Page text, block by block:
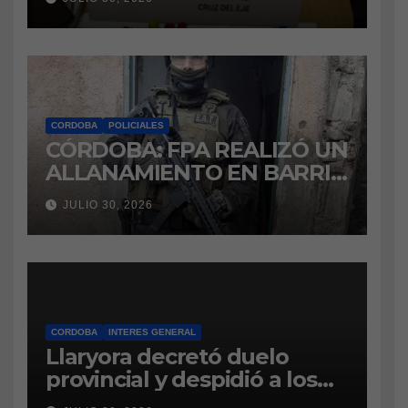
marihuana a la cárcel
CORDOBA POLICIALES
CÓRDOBA: FPA REALIZÓ UN
ALLANAMIENTO EN BARRIO
VILLA BOEDO
RELACIONADO CON UNA
CAUSA DE DROGAS EN LA
CÁRCEL DE BOUWER
JULIO 30, 2026
CORDOBA INTERES GENERAL
Llaryora decretó duelo
provincial y despidió a los
bomberos cordobeses